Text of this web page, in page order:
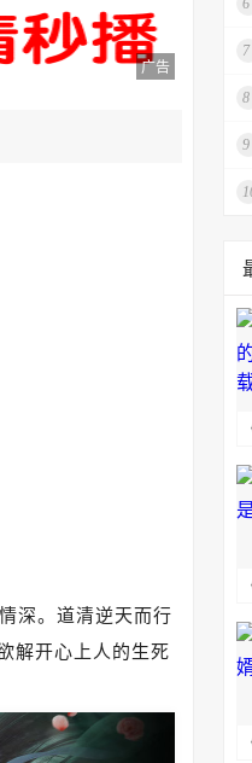
广告
深。道清逆天而行
解开心上人的生死
6
7
8
9